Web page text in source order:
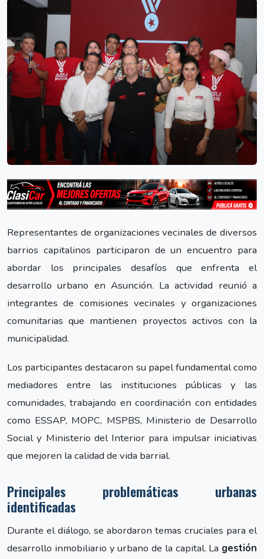
Representantes de organizaciones vecinales de diversos
barrios capitalinos participaron de un encuentro para
abordar los principales desafíos que enfrenta el
desarrollo urbano en Asunción. La actividad reunió a
integrantes de comisiones vecinales y organizaciones
comunitarias que mantienen proyectos activos con la
municipalidad.
Los participantes destacaron su papel fundamental como
mediadores entre las instituciones públicas y las
comunidades, trabajando en coordinación con entidades
como ESSAP, MOPC, MSPBS, Ministerio de Desarrollo
Social y Ministerio del Interior para impulsar iniciativas
que mejoren la calidad de vida barrial.
Principales problemáticas urbanas
identificadas
Durante el diálogo, se abordaron temas cruciales para el
desarrollo inmobiliario y urbano de la capital. La gestión